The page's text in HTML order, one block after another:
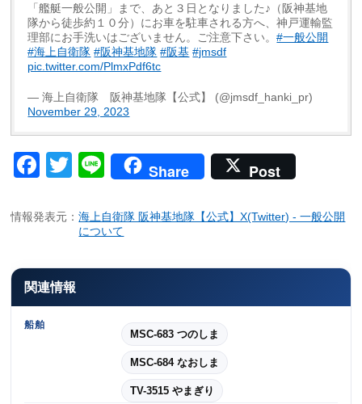
「艦艇一般公開」まで、あと３日となりました♪（阪神基地
隊から徒歩約１０分）にお車を駐車される方へ、神戸運輸監
理部にお手洗いはございません。ご注意下さい。#一般公開
#海上自衛隊 #阪神基地隊 #阪基 #jmsdf
pic.twitter.com/PlmxPdf6tc
— 海上自衛隊 阪神基地隊【公式】 (@jmsdf_hanki_pr)
November 29, 2023
Facebook
Twitter
LineShare Post
情報発表元：海上自衛隊 阪神基地隊【公式】X(Twitter) - 一般公開
について
関連情報
船舶
MSC-683 つのしま
MSC-684 なおしま
TV-3515 やまぎり